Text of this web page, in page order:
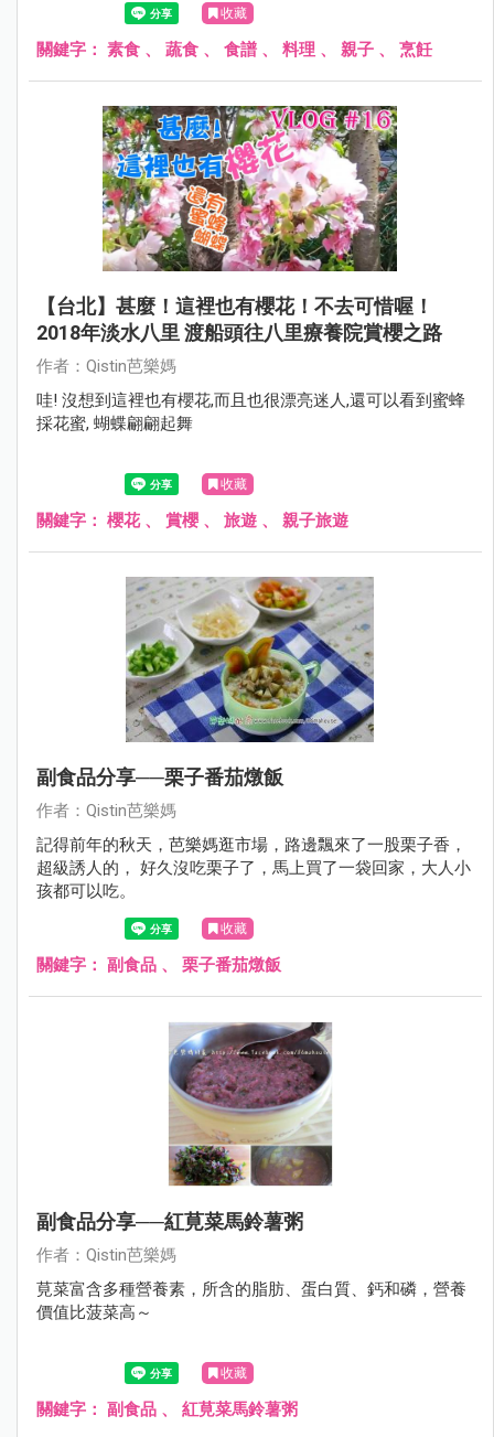
收藏
關鍵字： 素食 、 蔬食 、 食譜 、 料理 、 親子 、 烹飪
【台北】甚麼！這裡也有櫻花！不去可惜喔！
2018年淡水八里 渡船頭往八里療養院賞櫻之路
作者：Qistin芭樂媽
哇! 沒想到這裡也有櫻花,而且也很漂亮迷人,還可以看到蜜蜂
採花蜜, 蝴蝶翩翩起舞
收藏
關鍵字： 櫻花、 賞櫻、 旅遊 、 親子旅遊
副食品分享──栗子番茄燉飯
作者：Qistin芭樂媽
記得前年的秋天，芭樂媽逛市場，路邊飄來了一股栗子香，
超級誘人的， 好久沒吃栗子了，馬上買了一袋回家，大人小
孩都可以吃。
收藏
關鍵字： 副食品 、 栗子番茄燉飯
副食品分享──紅莧菜馬鈴薯粥
作者：Qistin芭樂媽
莧菜富含多種營養素，所含的脂肪、蛋白質、鈣和磷，營養
價值比菠菜高～
收藏
關鍵字： 副食品 、 紅莧菜馬鈴薯粥